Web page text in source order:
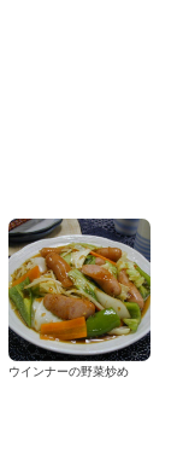
ウインナーの野菜炒め